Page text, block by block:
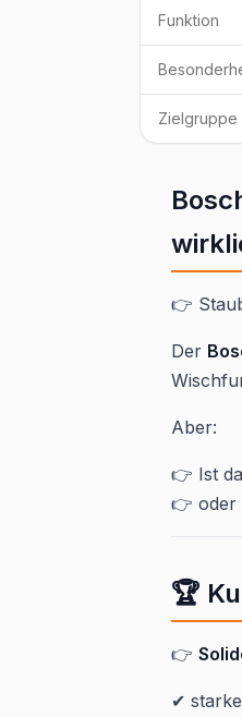
Funktion
Zielgruppe
👉
Der
Aber:
👉 Ist
👉 oder
🏆
👉
✔